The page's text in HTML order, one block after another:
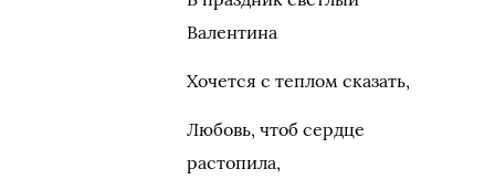
Валентина
Хочется с теплом сказать,
Любовь, чтоб сердце
растопила,